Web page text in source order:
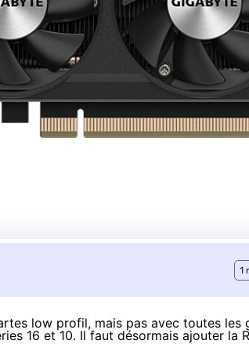
1
low profil, mais pas avec toutes les
16 et 10. Il faut désormais ajouter la